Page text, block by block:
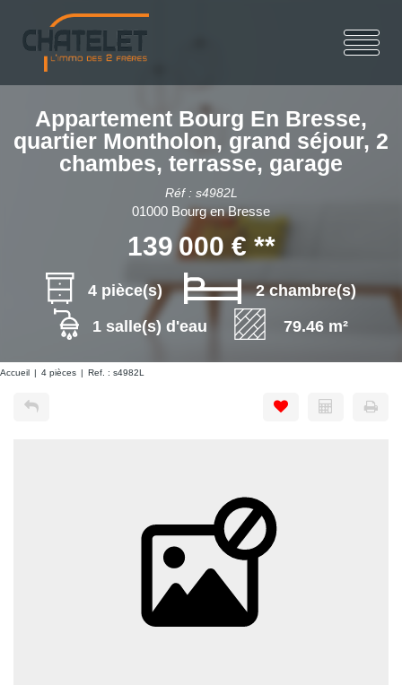
Appartement Bourg En Bresse,
quartier Montholon, grand séjour, 2
chambes, terrasse, garage
Réf : s4982L
01000 Bourg en Bresse
139 000 € **
4 pièce(s)
2 chambre(s)
1 salle(s) d'eau
79.46 m²
Accueil 4 pièces Ref. : s4982L